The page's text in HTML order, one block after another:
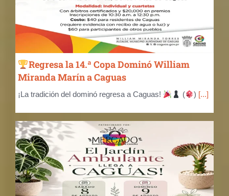
Regresa la 14.ª Copa Dominó William
Miranda Marín a Caguas
¡La tradición del dominó regresa a Caguas! ( ) [...]